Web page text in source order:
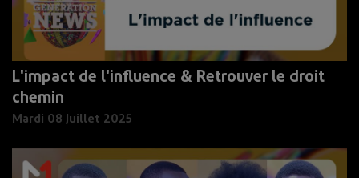
L'impact de l'influence & Retrouver le droit
chemin
Mardi 08 Juillet 2025